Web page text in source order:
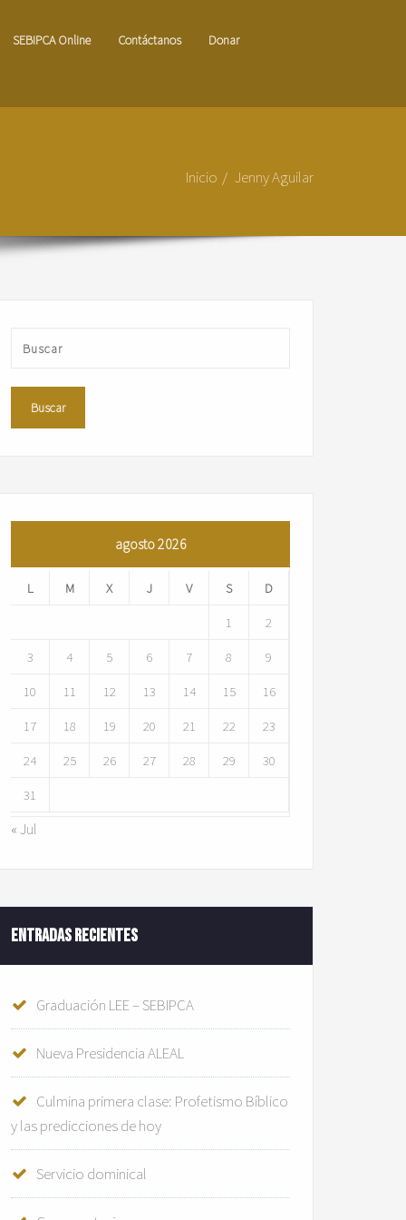
SEBIPCA Online Contáctanos Donar
Inicio Jenny Aguilar
agosto 2026
L M X J V S
D
1
2
3
4 5 6 7 8
9
10
11 12 13 14 15
16
17
18 19 20 21 22
23
24
25 26 27 28 29
30
31
« Jul
Entradas recientes
Graduación LEE – SEBIPCA
Nueva Presidencia ALEAL
Culmina primera clase: Profetismo Bíblico
y las predicciones de hoy
Servicio dominical